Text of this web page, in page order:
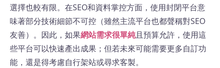
選擇也較有限。在SEO和資料掌控方面，使用封閉平台意
味著部分技術細節不可控（雖然主流平台也都聲稱對SEO
友善）。因此，如果網站需求很單純且預算允許，使用這
些平台可以快速產出成果；但若未來可能需要更多自訂功
能，還是得考慮自行架站或尋求客製。